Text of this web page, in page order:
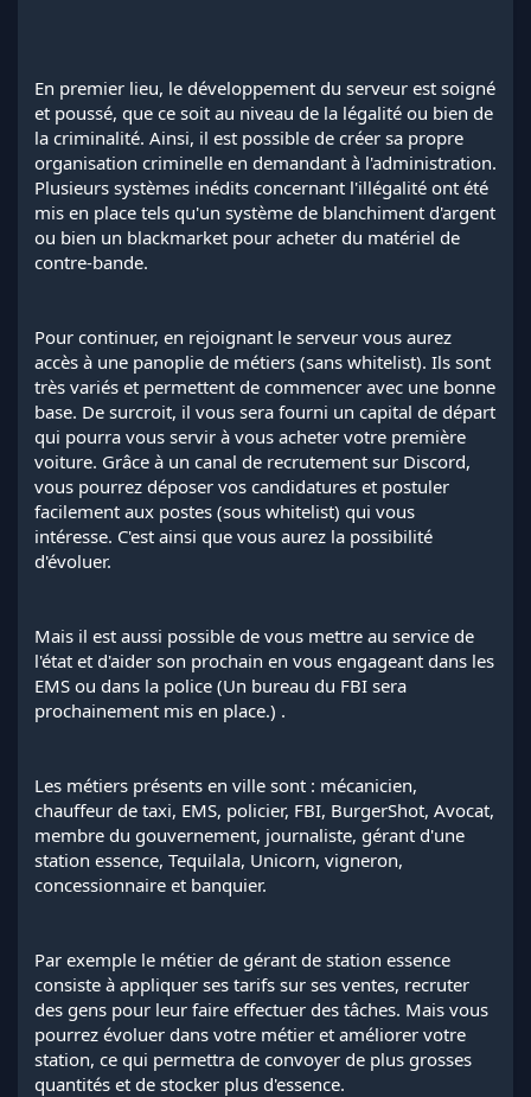
En premier lieu, le développement du serveur est soigné
et poussé, que ce soit au niveau de la légalité ou bien de
la criminalité. Ainsi, il est possible de créer sa propre
organisation criminelle en demandant à l'administration.
Plusieurs systèmes inédits concernant l'illégalité ont été
mis en place tels qu'un système de blanchiment d'argent
ou bien un blackmarket pour acheter du matériel de
contre-bande.
Pour continuer, en rejoignant le serveur vous aurez
accès à une panoplie de métiers (sans whitelist). Ils sont
très variés et permettent de commencer avec une bonne
base. De surcroit, il vous sera fourni un capital de départ
qui pourra vous servir à vous acheter votre première
voiture. Grâce à un canal de recrutement sur Discord,
vous pourrez déposer vos candidatures et postuler
facilement aux postes (sous whitelist) qui vous
intéresse. C'est ainsi que vous aurez la possibilité
d'évoluer.
Mais il est aussi possible de vous mettre au service de
l'état et d'aider son prochain en vous engageant dans les
EMS ou dans la police (Un bureau du FBI sera
prochainement mis en place.) .
Les métiers présents en ville sont : mécanicien,
chauffeur de taxi, EMS, policier, FBI, BurgerShot, Avocat,
membre du gouvernement, journaliste, gérant d'une
station essence, Tequilala, Unicorn, vigneron,
concessionnaire et banquier.
Par exemple le métier de gérant de station essence
consiste à appliquer ses tarifs sur ses ventes, recruter
des gens pour leur faire effectuer des tâches. Mais vous
pourrez évoluer dans votre métier et améliorer votre
station, ce qui permettra de convoyer de plus grosses
quantités et de stocker plus d'essence.